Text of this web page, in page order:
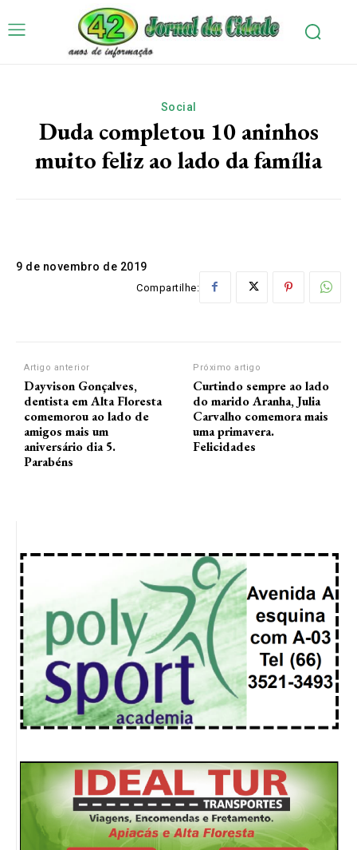
Social
Duda completou 10 aninhos
muito feliz ao lado da família
9 de novembro de 2019
Compartilhe:
Artigo anterior
Dayvison Gonçalves,
dentista em Alta Floresta
comemorou ao lado de
amigos mais um
aniversário dia 5.
Parabéns
Próximo artigo
Curtindo sempre ao lado
do marido Aranha, Julia
Carvalho comemora mais
uma primavera.
Felicidades